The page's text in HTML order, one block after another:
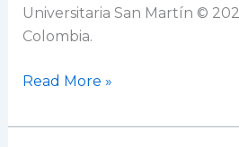
Universitaria San Martín ©
Colombia.
Read More »